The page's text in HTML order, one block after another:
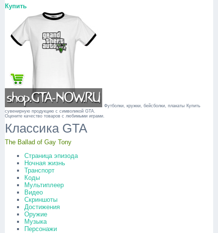
Купить
Футболки, кружки, бейсболки, плакаты Купить
сувенирную продукцию с символикой GTA.
Оцените качество товаров с любимыми играми.
Классика GTA
The Ballad of Gay Tony
Страница эпизода
Ночная жизнь
Транспорт
Коды
Мультиплеер
Видео
Скриншоты
Достижения
Оружие
Музыка
Персонажи